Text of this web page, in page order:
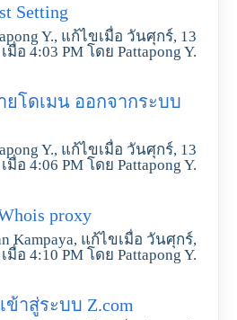
Setting
Y., แก้ไขเมื่อ วันศุกร์, 13
อ 4:03 PM โดย Pattapong Y.
โดเมน ออกจากระบบ
Y., แก้ไขเมื่อ วันศุกร์, 13
อ 4:06 PM โดย Pattapong Y.
proxy
Kampaya, แก้ไขเมื่อ วันศุกร์,
อ 4:10 PM โดย Pattapong Y.
ข้าสู่ระบบ Z.com